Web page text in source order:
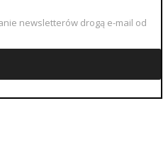
newsletterów drogą e-mail od